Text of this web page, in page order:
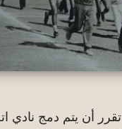
في عام 1967 تقرر أن يتم دمج